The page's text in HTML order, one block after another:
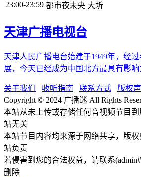
23:00-23:59 都市夜未央 大圻
天津广播电视台
天津人民广播电台始建于1949年，经
展，今天已经成为中国北方最具有影响
关于我们 收听指南 联系方式 版权
Copyright © 2024 广播迷 All Rights
本站从未上传或存储任何音视频节目
站无关
本站节目内容均来源于网络共享，版
站负责
若侵害到您的合法权益，请联系
删除